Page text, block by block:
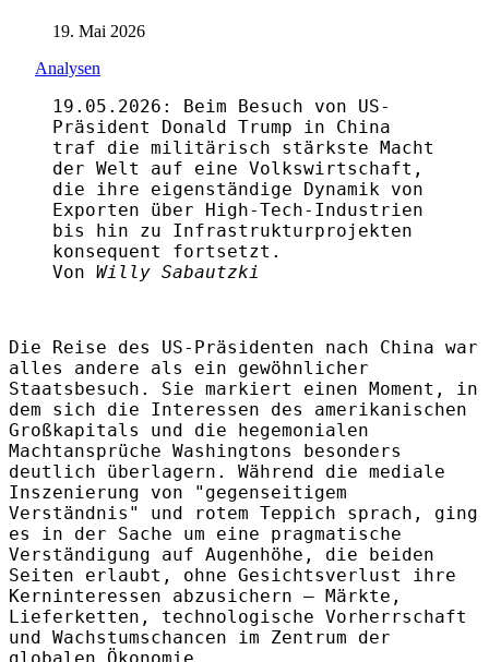
19. Mai 2026
Analysen
19.05.2026: Beim Besuch von US-
Präsident Donald Trump in China
traf die militärisch stärkste Macht
der Welt auf eine Volkswirtschaft,
die ihre eigenständige Dynamik von
Exporten über High‑Tech‑Industrien
bis hin zu Infrastrukturprojekten
konsequent fortsetzt.
Von Willy Sabautzki
Die Reise des US‑Präsidenten nach China war
alles andere als ein gewöhnlicher
Staatsbesuch. Sie markiert einen Moment, in
dem sich die Interessen des amerikanischen
Großkapitals und die hegemonialen
Machtansprüche Washingtons besonders
deutlich überlagern. Während die mediale
Inszenierung von "gegenseitigem
Verständnis" und rotem Teppich sprach, ging
es in der Sache um eine pragmatische
Verständigung auf Augenhöhe, die beiden
Seiten erlaubt, ohne Gesichtsverlust ihre
Kerninteressen abzusichern – Märkte,
Lieferketten, technologische Vorherrschaft
und Wachstumschancen im Zentrum der
globalen Ökonomie.